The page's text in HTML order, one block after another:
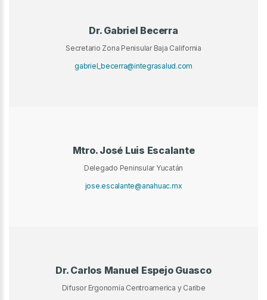
Dr. Gabriel Becerra
Secretario Zona Penisular Baja California
gabriel_becerra@integrasalud.com
Mtro. José Luis Escalante
Delegado Peninsular Yucatán
jose.escalante@anahuac.mx
Dr. Carlos Manuel Espejo Guasco
Difusor Ergonomía Centroamerica y Caribe